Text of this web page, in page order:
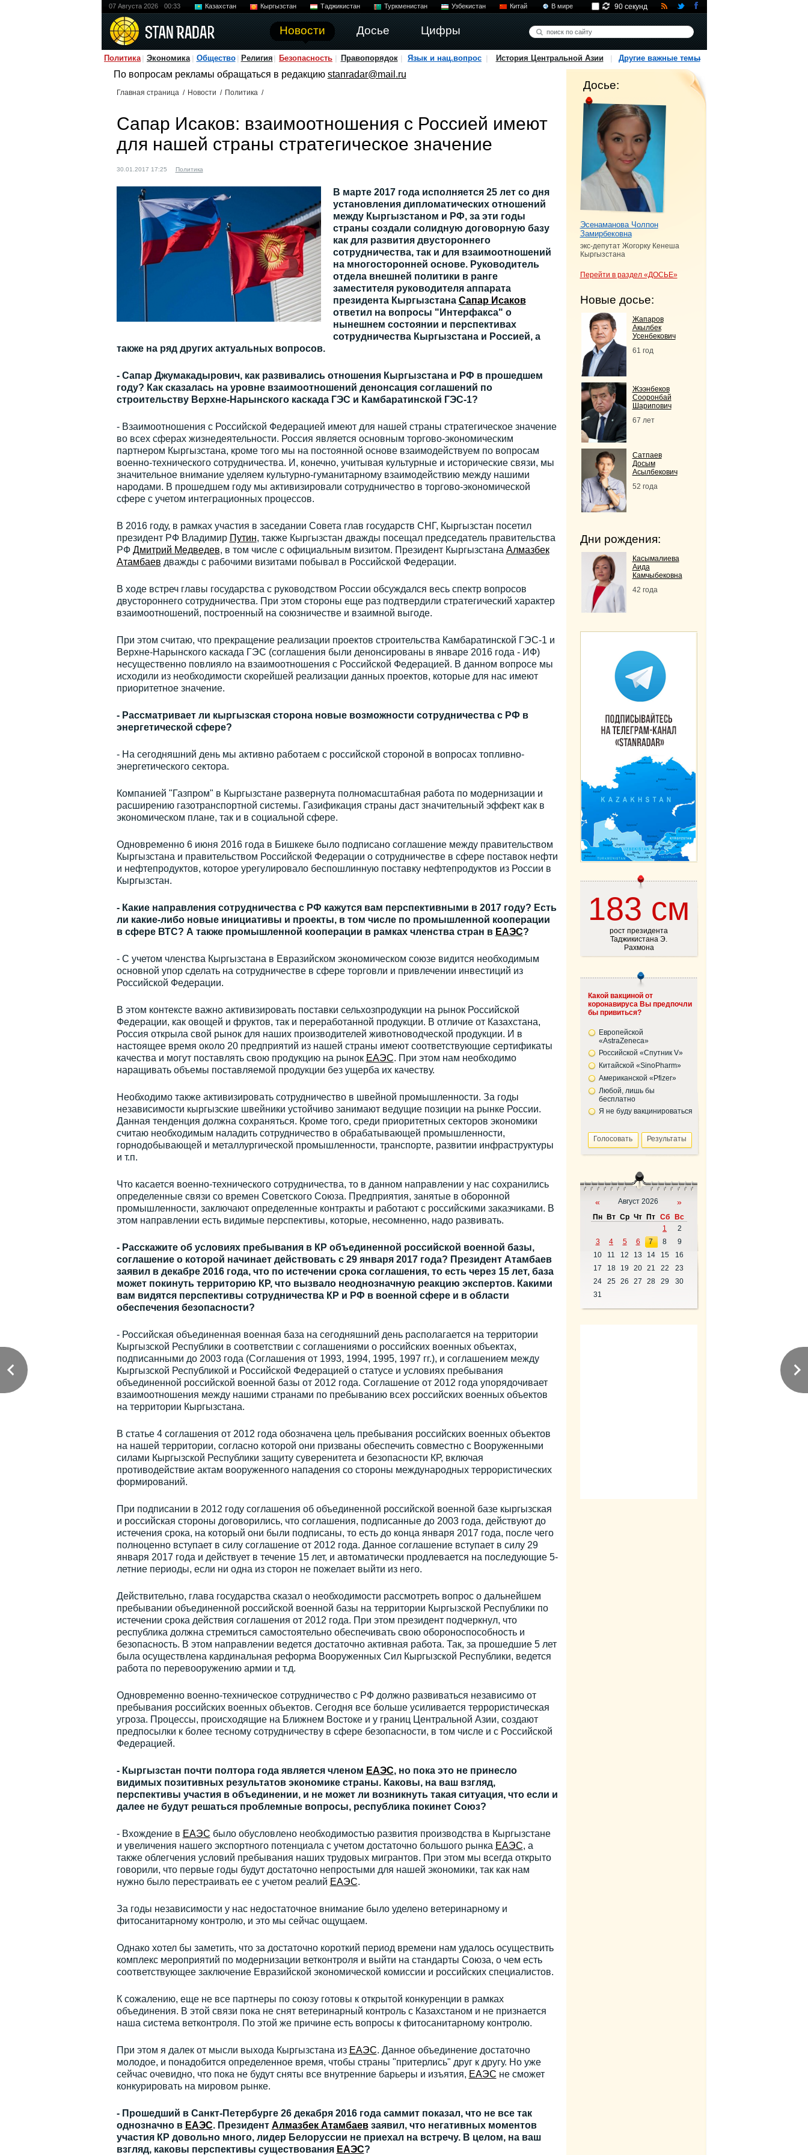
07 Августа 2026 00:33 Казахстан Кыргызстан Таджикистан Туркменистан Узбекистан Китай В мире
Новости Досье Цифры
90 секунд
Политика Экономика Общество Религия Безопасность Правопорядок Язык и нац.вопрос История Центральной Азии Другие важные темы
По вопросам рекламы обращаться в редакцию stanradar@mail.ru
Главная страница / Новости / Политика /
Сапар Исаков: взаимоотношения с Россией имеют
для нашей страны стратегическое значение
30.01.2017 17:25 Политика
В марте 2017 года исполняется 25 лет со дня
установления дипломатических отношений
между Кыргызстаном и РФ, за эти годы
страны создали солидную договорную базу
как для развития двустороннего
сотрудничества, так и для взаимоотношений
на многосторонней основе. Руководитель
отдела внешней политики в ранге
заместителя руководителя аппарата
президента Кыргызстана Сапар Исаков
ответил на вопросы "Интерфакса" о
нынешнем состоянии и перспективах
сотрудничества Кыргызстана и Россией, а
также на ряд других актуальных вопросов.
- Сапар Джумакадырович, как развивались отношения Кыргызстана и РФ в прошедшем
году? Как сказалась на уровне взаимоотношений денонсация соглашений по
строительству Верхне-Нарынского каскада ГЭС и Камбаратинской ГЭС-1?
- Взаимоотношения с Российской Федерацией имеют для нашей страны стратегическое значение
во всех сферах жизнедеятельности. Россия является основным торгово-экономическим
партнером Кыргызстана, кроме того мы на постоянной основе взаимодействуем по вопросам
военно-технического сотрудничества. И, конечно, учитывая культурные и исторические связи, мы
значительное внимание уделяем культурно-гуманитарному взаимодействию между нашими
народами. В прошедшем году мы активизировали сотрудничество в торгово-экономической
сфере с учетом интеграционных процессов.
В 2016 году, в рамках участия в заседании Совета глав государств СНГ, Кыргызстан посетил
президент РФ Владимир Путин, также Кыргызстан дважды посещал председатель правительства
РФ Дмитрий Медведев, в том числе с официальным визитом. Президент Кыргызстана Алмазбек
Атамбаев дважды с рабочими визитами побывал в Российской Федерации.
В ходе встреч главы государства с руководством России обсуждался весь спектр вопросов
двустороннего сотрудничества. При этом стороны еще раз подтвердили стратегический характер
взаимоотношений, построенный на союзничестве и взаимной выгоде.
При этом считаю, что прекращение реализации проектов строительства Камбаратинской ГЭС-1 и
Верхне-Нарынского каскада ГЭС (соглашения были денонсированы в январе 2016 года - ИФ)
несущественно повлияло на взаимоотношения с Российской Федерацией. В данном вопросе мы
исходили из необходимости скорейшей реализации данных проектов, которые для нас имеют
приоритетное значение.
- Рассматривает ли кыргызская сторона новые возможности сотрудничества с РФ в
энергетической сфере?
- На сегодняшний день мы активно работаем с российской стороной в вопросах топливно-
энергетического сектора.
Компанией "Газпром" в Кыргызстане развернута полномасштабная работа по модернизации и
расширению газотранспортной системы. Газификация страны даст значительный эффект как в
экономическом плане, так и в социальной сфере.
Одновременно 6 июня 2016 года в Бишкеке было подписано соглашение между правительством
Кыргызстана и правительством Российской Федерации о сотрудничестве в сфере поставок нефти
и нефтепродуктов, которое урегулировало беспошлинную поставку нефтепродуктов из России в
Кыргызстан.
- Какие направления сотрудничества с РФ кажутся вам перспективными в 2017 году? Есть
ли какие-либо новые инициативы и проекты, в том числе по промышленной кооперации
в сфере ВТС? А также промышленной кооперации в рамках членства стран в ЕАЭС?
- С учетом членства Кыргызстана в Евразийском экономическом союзе видится необходимым
основной упор сделать на сотрудничестве в сфере торговли и привлечении инвестиций из
Российской Федерации.
В этом контексте важно активизировать поставки сельхозпродукции на рынок Российской
Федерации, как овощей и фруктов, так и переработанной продукции. В отличие от Казахстана,
Россия открыла свой рынок для наших производителей животноводческой продукции. И в
настоящее время около 20 предприятий из нашей страны имеют соответствующие сертификаты
качества и могут поставлять свою продукцию на рынок ЕАЭС. При этом нам необходимо
наращивать объемы поставляемой продукции без ущерба их качеству.
Необходимо также активизировать сотрудничество в швейной промышленности. За годы
независимости кыргызские швейники устойчиво занимают ведущие позиции на рынке России.
Данная тенденция должна сохраняться. Кроме того, среди приоритетных секторов экономики
считаю необходимым наладить сотрудничество в обрабатывающей промышленности,
горнодобывающей и металлургической промышленности, транспорте, развитии инфраструктуры
и т.п.
Что касается военно-технического сотрудничества, то в данном направлении у нас сохранились
определенные связи со времен Советского Союза. Предприятия, занятые в оборонной
промышленности, заключают определенные контракты и работают с российскими заказчиками. В
этом направлении есть видимые перспективы, которые, несомненно, надо развивать.
- Расскажите об условиях пребывания в КР объединенной российской военной базы,
соглашение о которой начинает действовать с 29 января 2017 года? Президент Атамбаев
заявил в декабре 2016 года, что по истечении срока соглашения, то есть через 15 лет, база
может покинуть территорию КР, что вызвало неоднозначную реакцию экспертов. Какими
вам видятся перспективы сотрудничества КР и РФ в военной сфере и в области
обеспечения безопасности?
- Российская объединенная военная база на сегодняшний день располагается на территории
Кыргызской Республики в соответствии с соглашениями о российских военных объектах,
подписанными до 2003 года (Соглашения от 1993, 1994, 1995, 1997 гг.), и соглашением между
Кыргызской Республикой и Российской Федерацией о статусе и условиях пребывания
объединенной российской военной базы от 2012 года. Соглашение от 2012 года упорядочивает
взаимоотношения между нашими странами по пребыванию всех российских военных объектов
на территории Кыргызстана.
В статье 4 соглашения от 2012 года обозначена цель пребывания российских военных объектов
на нашей территории, согласно которой они призваны обеспечить совместно с Вооруженными
силами Кыргызской Республики защиту суверенитета и безопасности КР, включая
противодействие актам вооруженного нападения со стороны международных террористических
формирований.
При подписании в 2012 году соглашения об объединенной российской военной базе кыргызская
и российская стороны договорились, что соглашения, подписанные до 2003 года, действуют до
истечения срока, на который они были подписаны, то есть до конца января 2017 года, после чего
полноценно вступает в силу соглашение от 2012 года. Данное соглашение вступает в силу 29
января 2017 года и действует в течение 15 лет, и автоматически продлевается на последующие 5-
летние периоды, если ни одна из сторон не пожелает выйти из него.
Действительно, глава государства сказал о необходимости рассмотреть вопрос о дальнейшем
пребывании объединенной российской военной базы на территории Кыргызской Республики по
истечении срока действия соглашения от 2012 года. При этом президент подчеркнул, что
республика должна стремиться самостоятельно обеспечивать свою обороноспособность и
безопасность. В этом направлении ведется достаточно активная работа. Так, за прошедшие 5 лет
была осуществлена кардинальная реформа Вооруженных Сил Кыргызской Республики, ведется
работа по перевооружению армии и т.д.
Одновременно военно-техническое сотрудничество с РФ должно развиваться независимо от
пребывания российских военных объектов. Сегодня все больше усиливается террористическая
угроза. Процессы, происходящие на Ближнем Востоке и у границ Центральной Азии, создают
предпосылки к более тесному сотрудничеству в сфере безопасности, в том числе и с Российской
Федерацией.
- Кыргызстан почти полтора года является членом ЕАЭС, но пока это не принесло
видимых позитивных результатов экономике страны. Каковы, на ваш взгляд,
перспективы участия в объединении, и не может ли возникнуть такая ситуация, что если и
далее не будут решаться проблемные вопросы, республика покинет Союз?
- Вхождение в ЕАЭС было обусловлено необходимостью развития производства в Кыргызстане
и увеличения нашего экспортного потенциала с учетом достаточно большого рынка ЕАЭС, а
также облегчения условий пребывания наших трудовых мигрантов. При этом мы всегда открыто
говорили, что первые годы будут достаточно непростыми для нашей экономики, так как нам
нужно было перестраивать ее с учетом реалий ЕАЭС.
За годы независимости у нас недостаточное внимание было уделено ветеринарному и
фитосанитарному контролю, и это мы сейчас ощущаем.
Однако хотел бы заметить, что за достаточно короткий период времени нам удалось осуществить
комплекс мероприятий по модернизации ветконтроля и выйти на стандарты Союза, о чем есть
соответствующее заключение Евразийской экономической комиссии и российских специалистов.
К сожалению, еще не все партнеры по союзу готовы к открытой конкуренции в рамках
объединения. В этой связи пока не снят ветеринарный контроль с Казахстаном и не признается
наша система ветконтроля. По этой же причине есть вопросы к фитосанитарному контролю.
При этом я далек от мысли выхода Кыргызстана из ЕАЭС. Данное объединение достаточно
молодое, и понадобится определенное время, чтобы страны "притерлись" друг к другу. Но уже
сейчас очевидно, что пока не будут сняты все внутренние барьеры и изъятия, ЕАЭС не сможет
конкурировать на мировом рынке.
- Прошедший в Санкт-Петербурге 26 декабря 2016 года саммит показал, что не все так
однозначно в ЕАЭС. Президент Алмазбек Атамбаевзаявил, что негативных моментов
участия КР довольно много, лидер Белоруссии не приехал на встречу. В целом, на ваш
взгляд, каковы перспективы существования ЕАЭС?
Досье:
Эсенаманова Чолпон
Замирбековна
экс-депутат Жогорку Кенеша
Кыргызстана
Перейти в раздел «ДОСЬЕ»
Новые досье:
Жапаров
Акылбек
Усенбекович
61 год
Жээнбеков
Сооронбай
Шарипович
67 лет
Сатпаев
Досым
Асылбекович
52 года
Дни рождения:
Касымалиева
Аида
Камчыбековна
42 года
183 см
рост президента
Таджикистана Э.
Рахмона
Какой вакциной от
коронавируса Вы предпочли
бы привиться?
Европейской
«AstraZeneca»
Российской «Спутник V»
Китайской «SinoPharm»
Американской «Pfizer»
Любой, лишь бы
бесплатно
Я не буду вакцинироваться
« Август 2026 »
Пн Вт Ср Чт Пт Сб
Вс
1
2
3
4 5 6 7 8
9
10
11 12 13 14 15
16
17
18 19 20 21 22
23
24
25 26 27 28 29
30
31